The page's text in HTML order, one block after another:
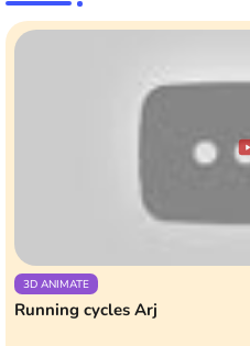
3D ANIMATE
Running cycles Arj